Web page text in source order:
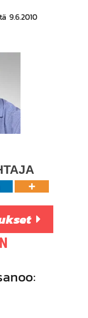
9.6.2010